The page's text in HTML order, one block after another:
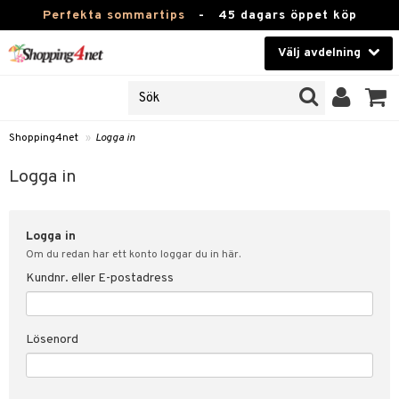
Perfekta sommartips - 45 dagars öppet köp
Välj avdelning
Kontaktlinser
Hälsokost
Fitness
Hem & Inredning
Leksaker, Barn & Baby
Varumärken
Shopping4net » Logga in
Logga in
Logga in
Om du redan har ett konto loggar du in här.
Kundnr. eller E-postadress
Lösenord
svar